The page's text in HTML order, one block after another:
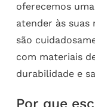
oferecemos
atender às suas
são
com materiais
durabilidade e